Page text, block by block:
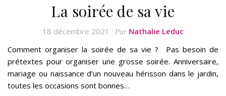
La soirée de sa vie
18 décembre 2021 Par Nathalie Leduc
Comment organiser la soirée de sa vie ? Pas besoin de
prétextes pour organiser une grosse soirée. Anniversaire,
mariage ou naissance d’un nouveau hérisson dans le jardin,
toutes les occasions sont bonnes…